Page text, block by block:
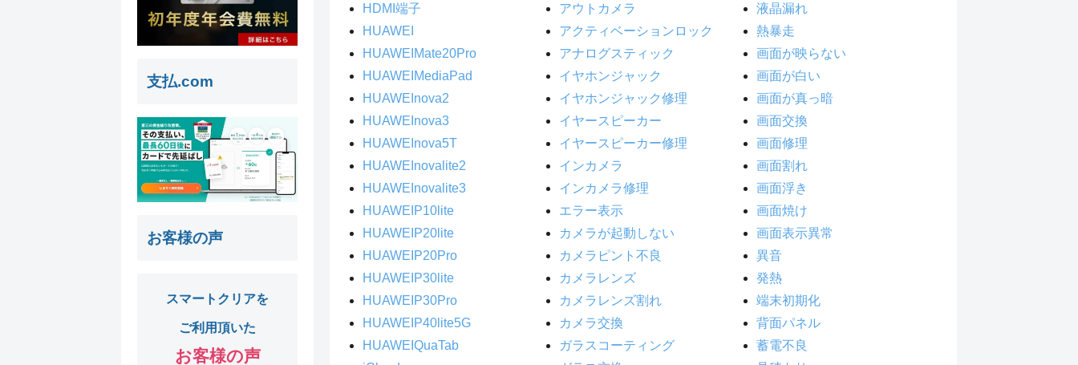
HDMI端子
HUAWEI
HUAWEIMate20Pro
HUAWEIMediaPad
HUAWEInova2
HUAWEInova3
HUAWEInova5T
HUAWEInovalite2
HUAWEInovalite3
HUAWEIP10lite
HUAWEIP20lite
HUAWEIP20Pro
HUAWEIP30lite
HUAWEIP30Pro
HUAWEIP40lite5G
HUAWEIQuaTab
アウトカメラ
アクティベーションロック
アナログスティック
イヤホンジャック
イヤホンジャック修理
イヤースピーカー
イヤースピーカー修理
インカメラ
インカメラ修理
エラー表示
カメラが起動しない
カメラピント不良
カメラレンズ
カメラレンズ割れ
カメラ交換
ガラスコーティング
液晶漏れ
熱暴走
画面が映らない
画面が白い
画面が真っ暗
画面交換
画面修理
画面割れ
画面浮き
画面焼け
画面表示異常
異音
発熱
端末初期化
背面パネル
蓄電不良
支払.com
お客様の声
スマートクリアを
ご利用頂いた
お客様の声